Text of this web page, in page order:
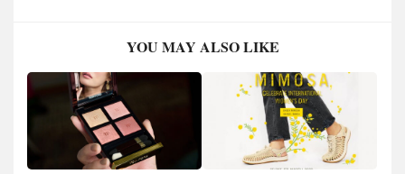
YOU MAY ALSO LIKE